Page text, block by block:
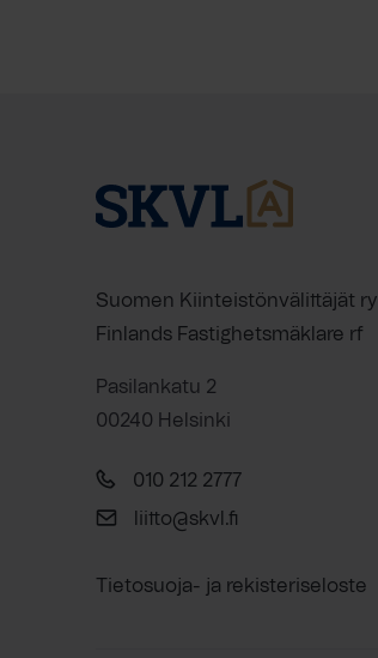
Suomen Kiinteistönvälittäjät ry
Finlands Fastighetsmäklare rf
Pasilankatu 2
00240 Helsinki
010 212 2777
liitto@skvl.fi
Tietosuoja- ja rekisteriseloste